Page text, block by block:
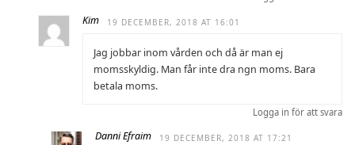
Kim 19 DECEMBER, 2018 AT 16:01
Jag jobbar inom vården och då är man ej
momsskyldig. Man får inte dra ngn moms. Bara
betala moms.
Logga in för att svara
Danni Efraim 19 DECEMBER, 2018 AT 17:21